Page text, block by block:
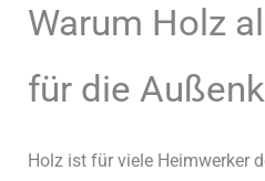
Warum Holz
für die
Holz ist für viele Heimwerker